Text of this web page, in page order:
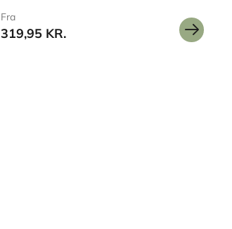
Fra
319,95 KR.